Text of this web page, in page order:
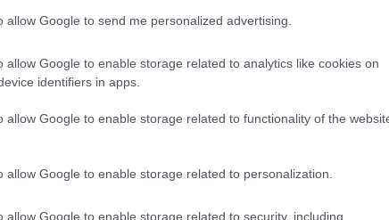
allow Google to send me personalized advertising.
allow Google to enable storage related to analytics like cookies on
identifiers in apps.
allow Google to enable storage related to functionality of the
allow Google to enable storage related to personalization.
allow Google to enable storage related to security, including
Pinterest